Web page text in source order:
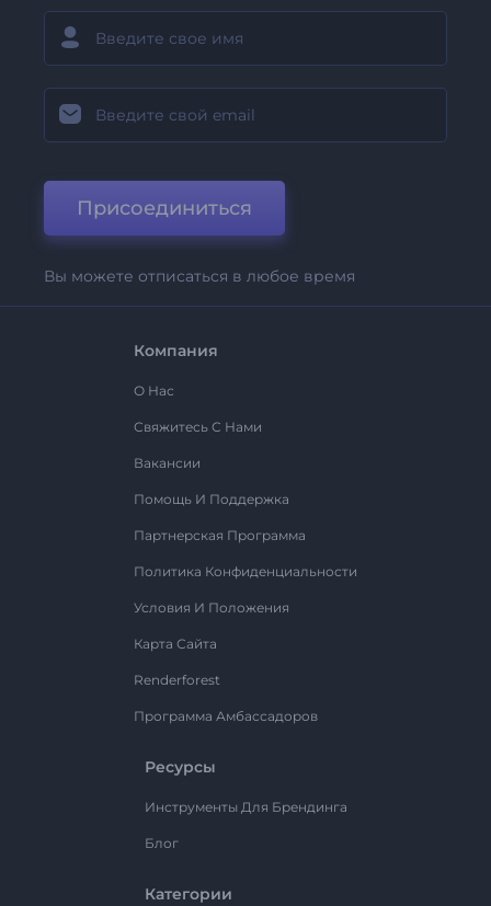
Присоединиться
Вы можете отписаться в любое время
Компания
О Нас
Свяжитесь С Нами
Вакансии
Помощь И Поддержка
Партнерская Программа
Политика Конфиденциальности
Условия И Положения
Карта Сайта
Renderforest
Программа Амбассадоров
Ресурсы
Инструменты Для Брендинга
Блог
Категории